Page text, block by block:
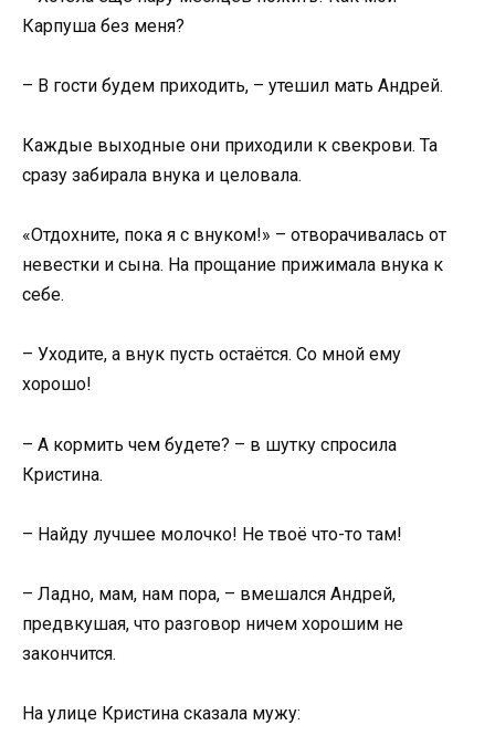
Карпуша без меня?
– В гости будем приходить, – утешил мать Андрей.
Каждые выходные они приходили к свекрови. Та
сразу забирала внука и целовала.
«Отдохните, пока я с внуком!» – отворачивалась от
невестки и сына. На прощание прижимала внука к
себе.
– Уходите, а внук пусть остаётся. Со мной ему
хорошо!
– А кормить чем будете? – в шутку спросила
Кристина.
– Найду лучшее молочко! Не твоё что-то там!
– Ладно, мам, нам пора, – вмешался Андрей,
предвкушая, что разговор ничем хорошим не
закончится.
На улице Кристина сказала мужу: